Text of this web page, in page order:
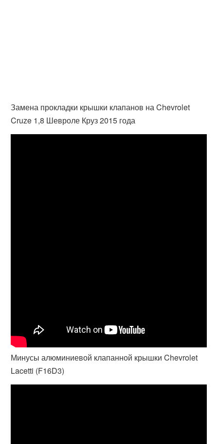
Замена прокладки крышки клапанов на Chevrolet
Cruze 1,8 Шевроле Круз 2015 года
Минусы алюминиевой клапанной крышки Chevrolet
Lacetti (F16D3)